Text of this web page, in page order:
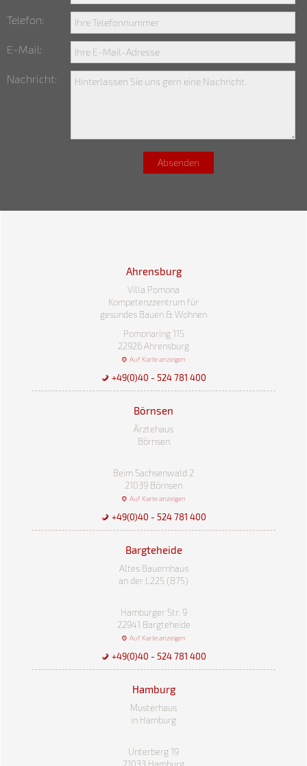
Telefon:
E-Mail:
Nachricht:
Ahrensburg
Villa Pomona
Kompetenzzentrum für
gesundes Bauen & Wohnen
Pomonaring 115
22926 Ahrensburg
Auf Karte anzeigen
+49(0)40 - 524 781 400
Börnsen
Ärztehaus
Börnsen
Beim Sachsenwald 2
21039 Börnsen
Auf Karte anzeigen
+49(0)40 - 524 781 400
Bargteheide
Altes Bauernhaus
an der L225 (B75)
Hamburger Str. 9
22941 Bargteheide
Auf Karte anzeigen
+49(0)40 - 524 781 400
Hamburg
Musterhaus
in Hamburg
Unterberg 19